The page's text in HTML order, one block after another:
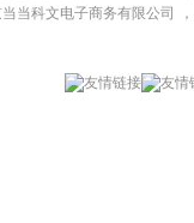
当科文电子商务有限公司